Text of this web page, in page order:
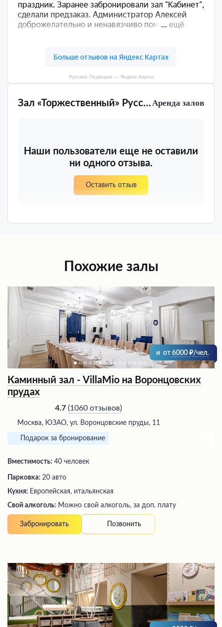
Зал «Торжественный» Русское ПодворьеАренда залов
Наши пользователи еще не оставили
ни одного отзыва.
Оставить отзыв
Русское Подворье — Яндекс Карты
Похожие залы
и от 6000 /чел.
Каминный зал - VillaMio на Воронцовских
прудах
4.7 (1060 отзывов)
Москва, ЮЗАО, ул. Воронцовские пруды, 11
Подарок за бронирование
Вместимость: 40 человек
Парковка: 20 авто
Кухня: Европейская, итальянская
Свой алкоголь: Можно свой алкоголь, за доп. плату
Забронировать Позвонить